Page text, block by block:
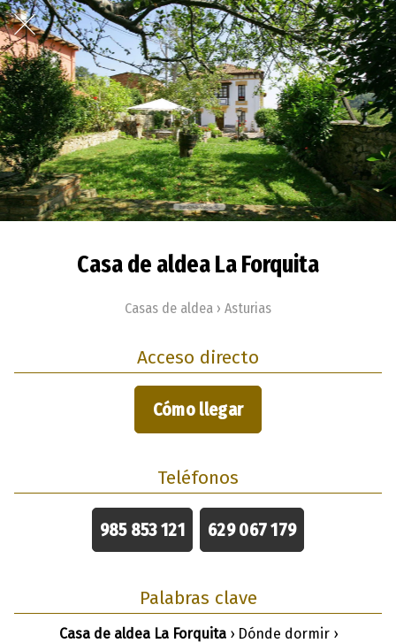
Casa de aldea La Forquita
Casas de aldea › Asturias
Acceso directo
Cómo llegar
Teléfonos
985 853 121 629 067 179
Palabras clave
Casa de aldea La Forquita› Dónde dormir ›